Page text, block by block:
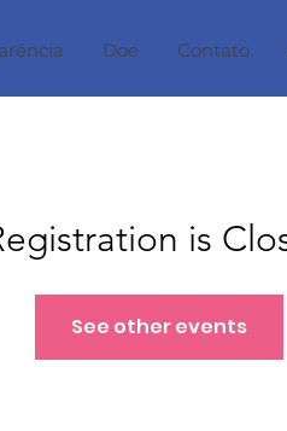
Doe Contato
is
See other events